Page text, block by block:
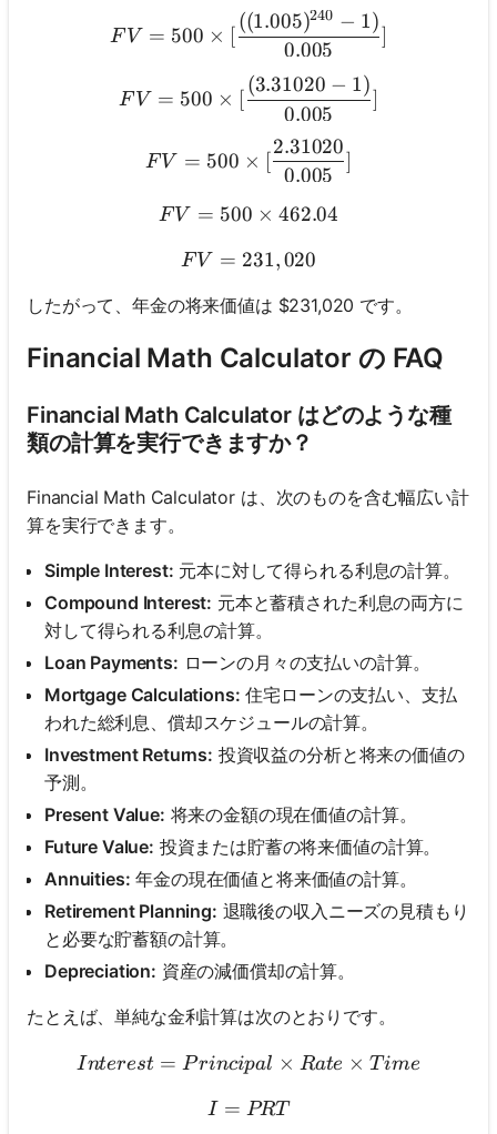
FV = 500 \times
F V = 500 × [
0.005
((1.005)240 − 1)
]
FV = 500 \times
F V = 500 × [
0.005
(3.31020 − 1)
]
FV = 500 \times
F V = 500 × [
0.005
2.31020
]
FV = 500 \times 462.04
F V = 500 × 462.04
FV = 231,020
F V = 231,020
したがって、年金の将来価値は $231,020 です。
Financial Math Calculator の FAQ
Financial Math Calculator はどのような種
類の計算を実行できますか？
Financial Math Calculator は、次のものを含む幅広い計
算を実行できます。
Simple Interest: 元本に対して得られる利息の計算。
Compound Interest: 元本と蓄積された利息の両方に
対して得られる利息の計算。
Loan Payments: ローンの月々の支払いの計算。
Mortgage Calculations: 住宅ローンの支払い、支払
われた総利息、償却スケジュールの計算。
Investment Returns: 投資収益の分析と将来の価値の
予測。
Present Value: 将来の金額の現在価値の計算。
Future Value: 投資または貯蓄の将来価値の計算。
Annuities: 年金の現在価値と将来価値の計算。
Retirement Planning: 退職後の収入ニーズの見積もり
と必要な貯蓄額の計算。
Depreciation: 資産の減価償却の計算。
たとえば、単純な金利計算は次のとおりです。
Interest = Principal \times
Interest = Principal × Rate × T ime
I = PRT
I = PRT